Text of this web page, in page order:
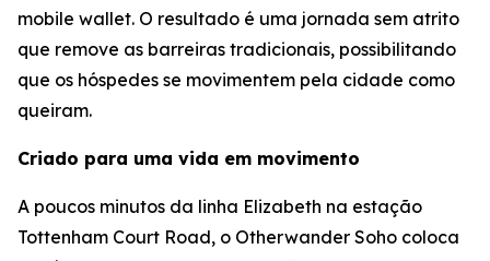
mobile wallet. O resultado é uma jornada sem atrito
que remove as barreiras tradicionais, possibilitando
que os hóspedes se movimentem pela cidade como
queiram.
Criado para uma vida em movimento
A poucos minutos da linha Elizabeth na estação
Tottenham Court Road, o Otherwander Soho coloca